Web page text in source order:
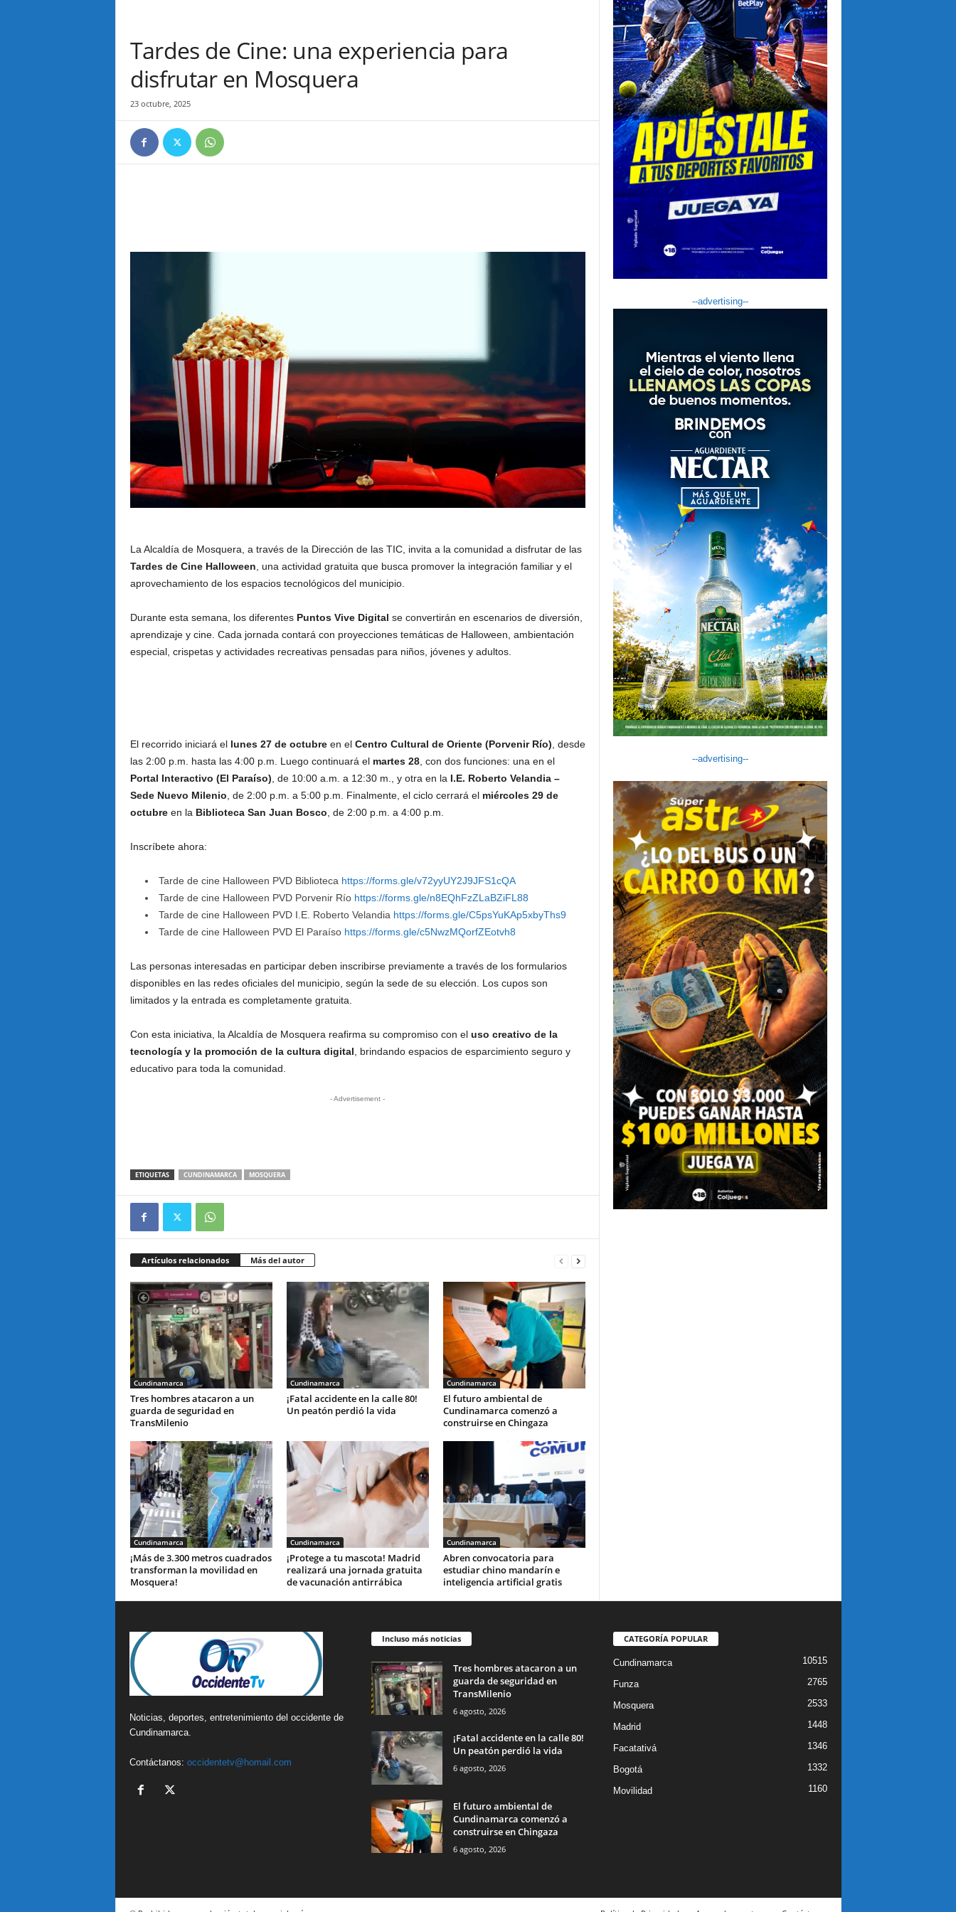
Tardes de Cine: una experiencia para
disfrutar en Mosquera
23 octubre, 2025
La Alcaldía de Mosquera, a través de la Dirección de las TIC, invita a la comunidad a disfrutar de las
Tardes de Cine Halloween , una actividad gratuita que busca promover la integración familiar y el
aprovechamiento de los espacios tecnológicos del municipio.
Durante esta semana, los diferentes Puntos Vive Digital se convertirán en escenarios de diversión,
aprendizaje y cine. Cada jornada contará con proyecciones temáticas de Halloween, ambientación
especial, crispetas y actividades recreativas pensadas para niños, jóvenes y adultos.
El recorrido iniciará el lunes 27 de octubreen el Centro Cultural de Oriente (Porvenir Río) , desde
las 2:00 p.m. hasta las 4:00 p.m. Luego continuará el martes 28, con dos funciones: una en el
Portal Interactivo (El Paraíso) , de 10:00 a.m. a 12:30 m., y otra en la I.E. Roberto Velandia –
Sede Nuevo Milenio , de 2:00 p.m. a 5:00 p.m. Finalmente, el ciclo cerrará el miércoles 29 de
octubreen la Biblioteca San Juan Bosco , de 2:00 p.m. a 4:00 p.m.
Inscríbete ahora:
Tarde de cine Halloween PVD Biblioteca https://forms.gle/v72yyUY2J9JFS1cQA
Tarde de cine Halloween PVD Porvenir Río https://forms.gle/n8EQhFzZLaBZiFL88
Tarde de cine Halloween PVD I.E. Roberto Velandia https://forms.gle/C5psYuKAp5xbyThs9
Tarde de cine Halloween PVD El Paraíso https://forms.gle/c5NwzMQorfZEotvh8
Las personas interesadas en participar deben inscribirse previamente a través de los formularios
disponibles en las redes oficiales del municipio, según la sede de su elección. Los cupos son
limitados y la entrada es completamente gratuita.
Con esta iniciativa, la Alcaldía de Mosquera reafirma su compromiso con el uso creativo de la
tecnología y la promoción de la cultura digital , brindando espacios de esparcimiento seguro y
educativo para toda la comunidad.
- Advertisement -
ETIQUETAS CUNDINAMARCA MOSQUERA
Artículos relacionados Más del autor
Cundinamarca
Tres hombres atacaron a un
guarda de seguridad en
TransMilenio
Cundinamarca
¡Fatal accidente en la calle 80!
Un peatón perdió la vida
Cundinamarca
El futuro ambiental de
Cundinamarca comenzó a
construirse en Chingaza
Cundinamarca
¡Más de 3.300 metros cuadrados
transforman la movilidad en
Mosquera!
Cundinamarca
¡Protege a tu mascota! Madrid
realizará una jornada gratuita
de vacunación antirrábica
Cundinamarca
Abren convocatoria para
estudiar chino mandarín e
inteligencia artificial gratis
--advertising--
--advertising--
Noticias, deportes, entretenimiento del occidente de
Cundinamarca.
Contáctanos: occidentetv@homail.com
Incluso más noticias
Tres hombres atacaron a un
guarda de seguridad en
TransMilenio
6 agosto, 2026
¡Fatal accidente en la calle 80!
Un peatón perdió la vida
6 agosto, 2026
El futuro ambiental de
Cundinamarca comenzó a
construirse en Chingaza
6 agosto, 2026
CATEGORÍA POPULAR
Cundinamarca 10515
Funza 2765
Mosquera 2533
Madrid 1448
Facatativá 1346
Bogotá 1332
Movilidad 1160